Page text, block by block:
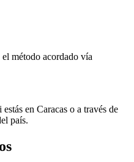
método acordado vía
en Caracas o a través de
país.